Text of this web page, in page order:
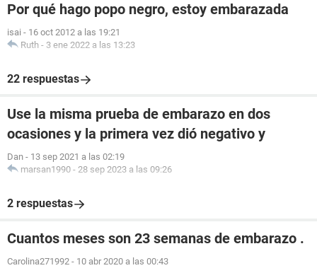
Por qué hago popo negro, estoy embarazada
isai - 16 oct 2012 a las 19:21
Ruth - 3 ene 2022 a las 13:23
22 respuestas
Use la misma prueba de embarazo en dos
ocasiones y la primera vez dió negativo y
Dan - 13 sep 2021 a las 02:19
marsan1990 - 28 sep 2023 a las 09:26
2 respuestas
Cuantos meses son 23 semanas de embarazo .
Carolina271992 - 10 abr 2020 a las 00:43